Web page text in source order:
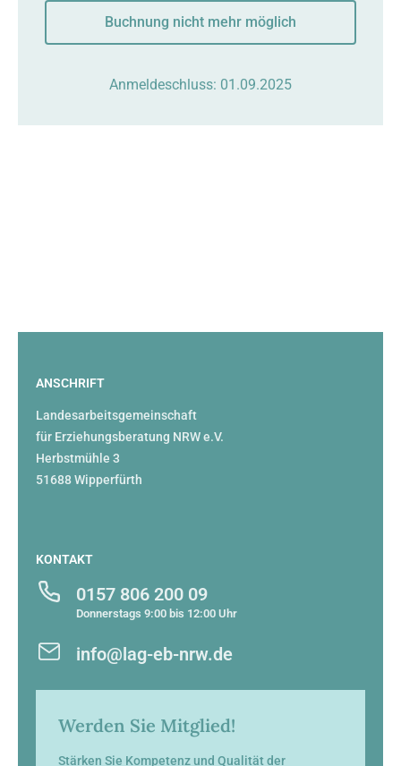
Buchnung nicht mehr möglich
Anmeldeschluss: 01.09.2025
ANSCHRIFT
Landesarbeitsgemeinschaft
für Erziehungsberatung NRW e.V.
Herbstmühle 3
51688 Wipperfürth
KONTAKT
0157 806 200 09
Donnerstags 9:00 bis 12:00 Uhr
info@lag-eb-nrw.de
Werden Sie Mitglied!
Stärken Sie Kompetenz und Qualität der